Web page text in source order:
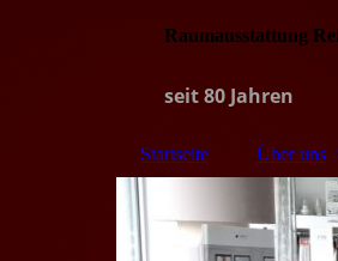
Raumausstattung
seit 80 Jahren
Startseite Über uns